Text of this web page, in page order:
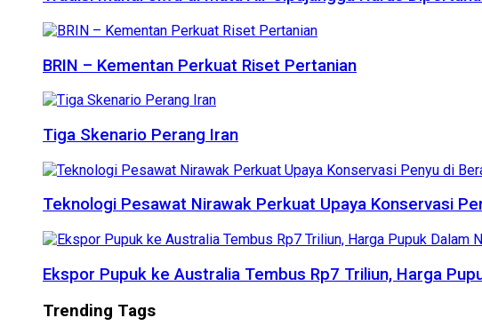
BRIN – Kementan Perkuat Riset Pertanian
Tiga Skenario Perang Iran
Teknologi Pesawat Nirawak Perkuat Upaya Konservasi
Ekspor Pupuk ke Australia Tembus Rp7 Triliun, Harga
Trending Tags